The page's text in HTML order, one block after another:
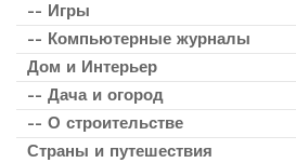
-- Игры
-- Компьютерные журналы
Дом и Интерьер
-- Дача и огород
-- О строительстве
Страны и путешествия